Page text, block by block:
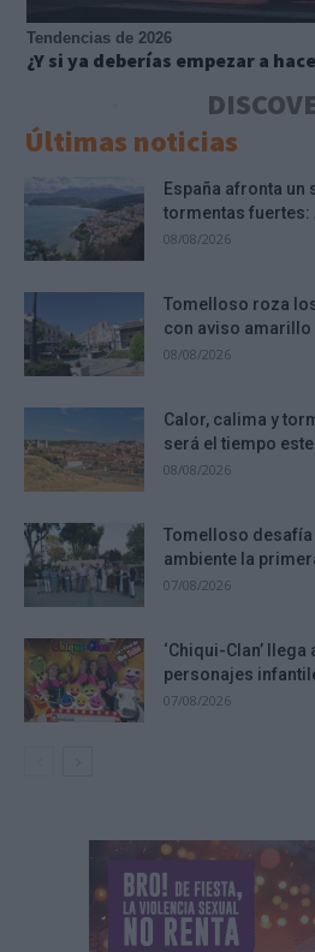
Tendencias de 2026
¿Y si ya deberías empezar a
Últimas noticias
España afronta
tormentas fuertes:
08/08/2026
Tomelloso roza
con aviso amarillo
08/08/2026
Calor, calima y
será el tiempo este
08/08/2026
Tomelloso
ambiente la
07/08/2026
‘Chiqui-Clan’
personajes
07/08/2026